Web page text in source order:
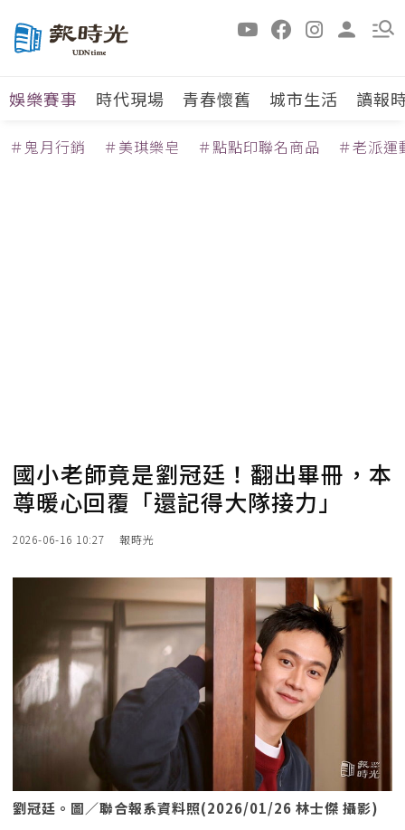
娛樂賽事 時代現場 青春懷舊 城市生活 讀報
＃鬼月行銷 ＃美琪樂皂 ＃點點印聯名商品 ＃老派運
國小老師竟是劉冠廷！翻出畢冊，本
尊暖心回覆「還記得大隊接力」
2026-06-16 10:27 報時光
劉冠廷。圖／聯合報系資料照(2026/01/26 林士傑 攝影)